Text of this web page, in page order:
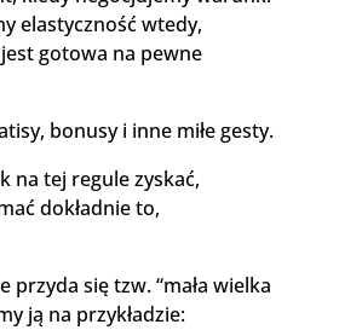
elastyczność wtedy,
gotowa na pewne
bonusy i inne miłe gesty.
na tej regule zyskać,
dokładnie to,
przyda się tzw. “mała wielka
ją na przykładzie: